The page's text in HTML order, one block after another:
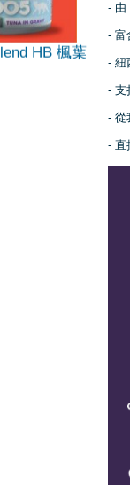
- 由
- 富
- 紐
- 支
- 從
- 直